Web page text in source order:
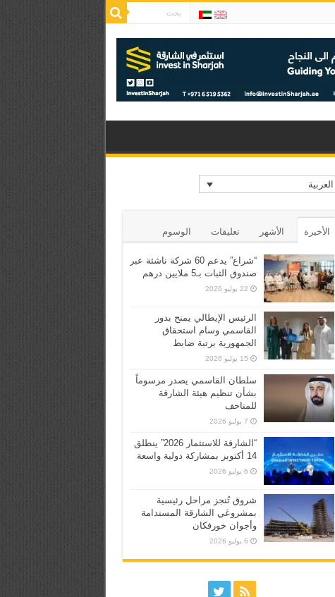
العربية
الأخيرة الأشهر تعليقات الوسوم
“شراع” يدعم 60 شركة ناشئة عبر
صندوق الثبات بـ5 ملايين درهم
22 يوليو 2026
الرئيس الإيطالي يمنح بدور
القاسمي وسام استحقاق
الجمهورية برتبة ضابط
15 يوليو 2026
سلطان القاسمي يصدر مرسوماً
بشأن تنظيم هيئة الشارقة
للمتاحف
7 يوليو 2026
“الشارقة للاستثمار 2026” ينطلق
14 أكتوبر بمشاركة دولية واسعة
6 يوليو 2026
شروق تُنجز مراحل رئيسية
بمشروعَي الشارقة المستدامة
وأجوان خورفكان
6 يوليو 2026